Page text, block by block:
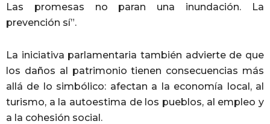
Las promesas no paran una inundación. La
prevención sí”.
La iniciativa parlamentaria también advierte de que
los daños al patrimonio tienen consecuencias más
allá de lo simbólico: afectan a la economía local, al
turismo, a la autoestima de los pueblos, al empleo y
a la cohesión social.